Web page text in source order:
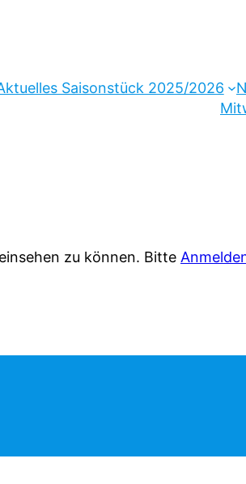
Saisonstück 2025/2026
zu können. Bitte